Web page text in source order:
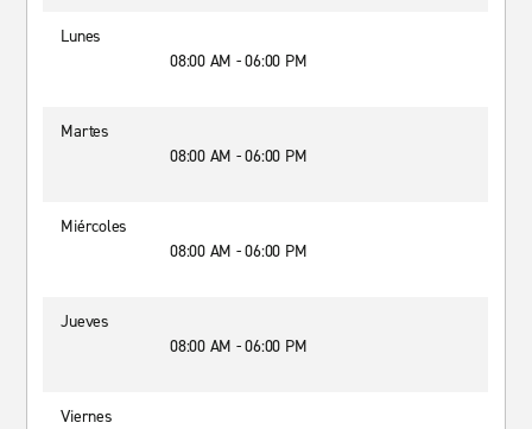
Lunes
08:00 AM - 06:00 PM
Martes
08:00 AM - 06:00 PM
Miércoles
08:00 AM - 06:00 PM
Jueves
08:00 AM - 06:00 PM
Viernes